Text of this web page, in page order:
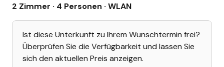
2 Zimmer · 4 Personen · WLAN
Ist diese Unterkunft zu Ihrem Wunschtermin frei?
Überprüfen Sie die Verfügbarkeit und lassen Sie
sich den aktuellen Preis anzeigen.